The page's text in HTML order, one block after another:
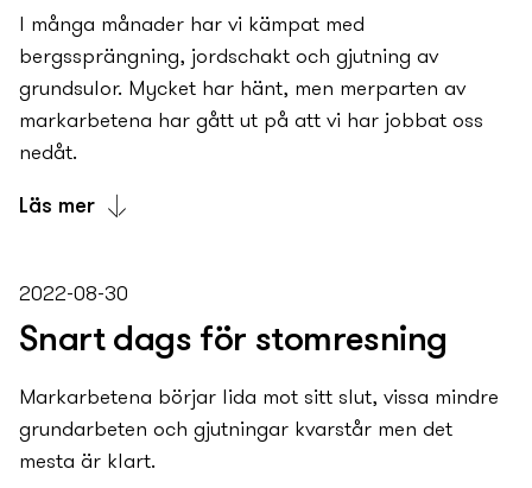
I många månader har vi kämpat med
bergssprängning, jordschakt och gjutning av
grundsulor. Mycket har hänt, men merparten av
markarbetena har gått ut på att vi har jobbat oss
nedåt.
Läs mer
och vi har satt full fart uppåt.Vår ståtliga tornkran
är på plats, den syns bl.a. från Essingeleden om
man har blicken vänd åt rätt håll.
Stomentreprenören tar varje vecka emot ungefär 10
st leveranser av betongväggar, 10 st leveranser av
betongbjälklag, 1 st leverans av balkongplattor och
2022-08-30
Snart dags för stomresning
Markarbetena börjar lida mot sitt slut, vissa mindre
grundarbeten och gjutningar kvarstår men det
mesta är klart.